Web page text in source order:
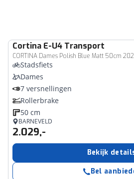
Cortina E-U4 Transport
CORTINA Dames Polish Blue Matt 50cm
Stadsfiets
Dames
7 versnellingen
Rollerbrake
50 cm
BARNEVELD
2.029,-
Bekijk
Bel